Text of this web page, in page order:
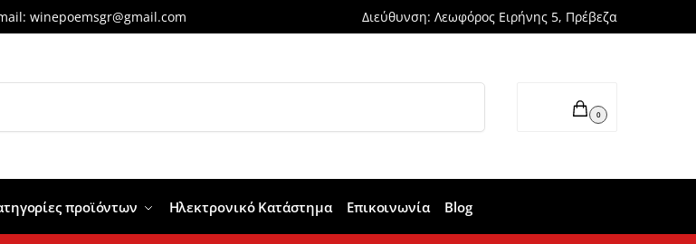
winepoemsgr@gmail.com Διεύθυνση: Λεωφόρος Ειρήνης 5, Πρέβεζα
0
προϊόντων Ηλεκτρονικό Κατάστημα Επικοινωνία Blog